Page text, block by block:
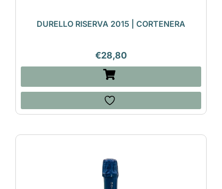
DURELLO RISERVA 2015 | CORTENERA
€28,80